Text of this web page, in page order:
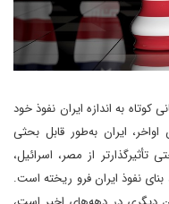
به اندازه ایران نفوذ خود
ایران به‌طور قابل بحثی
تأثیرگذارتر از مصر، اسرائیل،
نفوذ ایران فرو ریخته است.